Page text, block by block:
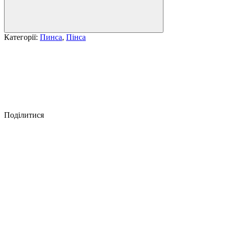
Категорії: Пинса, Пінса
Поділитися